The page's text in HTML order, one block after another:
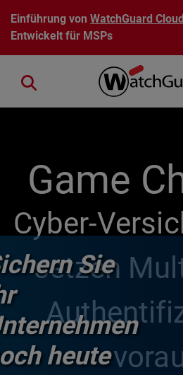
Direkt zum Inhalt
Einführung vonWatchGuard
Entwickelt für MSPs
Close search
Game
Cyber-
setzen
Sie
heute